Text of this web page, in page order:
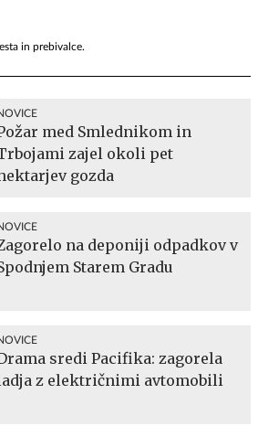
in prebivalce.
med Smlednikom in
zajel okoli pet
gozda
na deponiji odpadkov v
Starem Gradu
sredi Pacifika: zagorela
z električnimi avtomobili